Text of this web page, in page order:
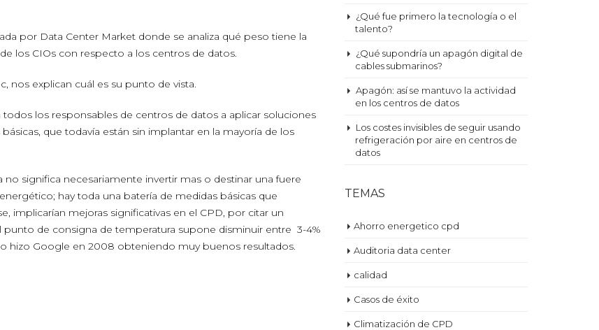
por Data Center Market donde se analiza qué peso tiene la
los CIOs con respecto a los centros de datos.
nos explican cuál es su punto de vista.
todos los responsables de centros de datos a aplicar soluciones
que todavía están sin implantar en la mayoría de los
significa necesariamente invertir mas o destinar una fuere
hay toda una batería de medidas básicas que
implicarían mejoras significativas en el CPD, por citar un
de consigna de temperatura supone disminuir entre 3-4%
hizo Google en 2008 obteniendo muy buenos resultados.
¿Qué fue primero la tecnología o el
talento?
¿Qué supondría un apagón digital de
cables submarinos?
Apagón: así se mantuvo la actividad
en los centros de datos
Los costes invisibles de seguir usando
refrigeración por aire en centros de
datos
TEMAS
Ahorro energetico cpd
Auditoria data center
calidad
Casos de éxito
Climatización de CPD